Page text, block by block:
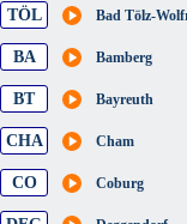
TÖL Bad Tölz-
BA Bamberg
BT Bayreuth
CHA Cham
CO Coburg